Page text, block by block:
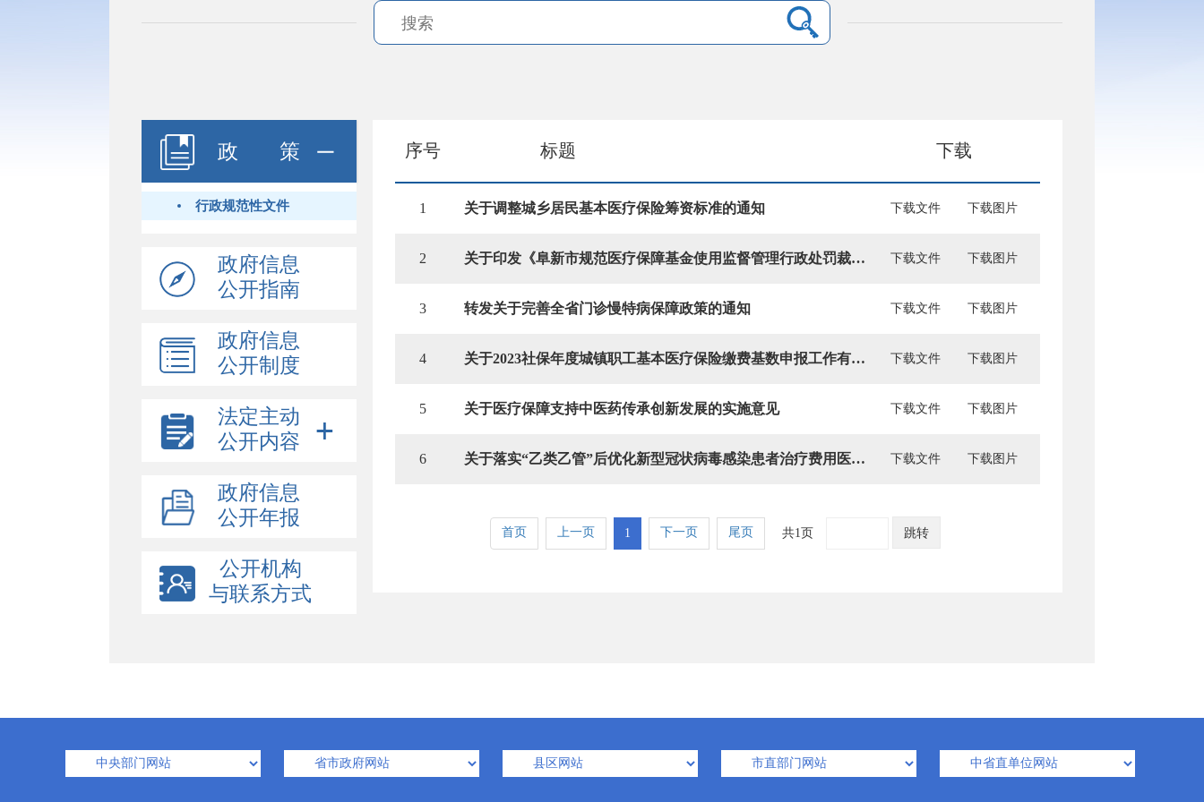
政 策
行政规范性文件
政府信息
公开指南
政府信息
公开制度
法定主动
公开内容
政府信息
公开年报
公开机构
与联系方式
序号 标题 下载
1 关于调整城乡居民基本医疗保险筹资标准的通知 下载文件 下载图片
2 关于印发《阜新市规范医疗保障基金使用监督管理行政处罚裁量权办法（试行）》的通知 下载文件 下载图片
3 转发关于完善全省门诊慢特病保障政策的通知 下载文件 下载图片
4 关于2023社保年度城镇职工基本医疗保险缴费基数申报工作有关问题的通知 下载文件 下载图片
5 关于医疗保障支持中医药传承创新发展的实施意见 下载文件 下载图片
6 关于落实“乙类乙管”后优化新型冠状病毒感染患者治疗费用医疗保障相关政策的通知 下载文件 下载图片
首页 上一页 1 下一页 尾页 共1页 跳转